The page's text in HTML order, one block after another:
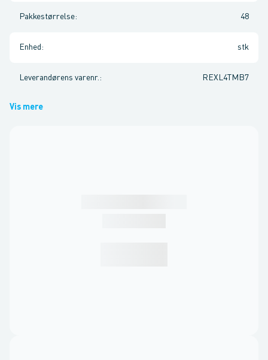
Pakkestørrelse: 48
Enhed : stk
Leverandørens varenr. : REXL4TMB7
Vis mere